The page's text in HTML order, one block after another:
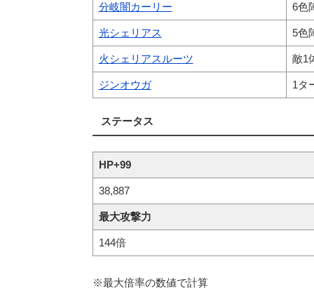
分岐闇カーリー 6色
光シェリアス 5色
火シェリアスルーツ 敵1
ジンオウガ 1タ
ステータス
HP+99
38,887
最大攻撃力
144倍
※最大倍率の数値で計算